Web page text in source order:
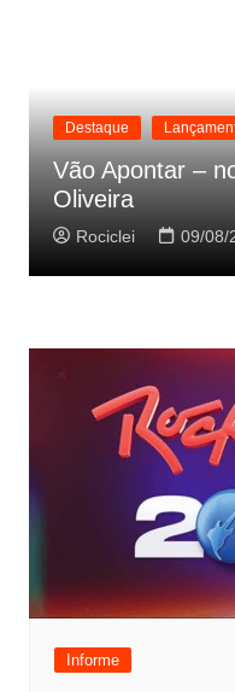
Destaque
Vão Apontar –
Oliveira
Rociclei 09/08/
Informe